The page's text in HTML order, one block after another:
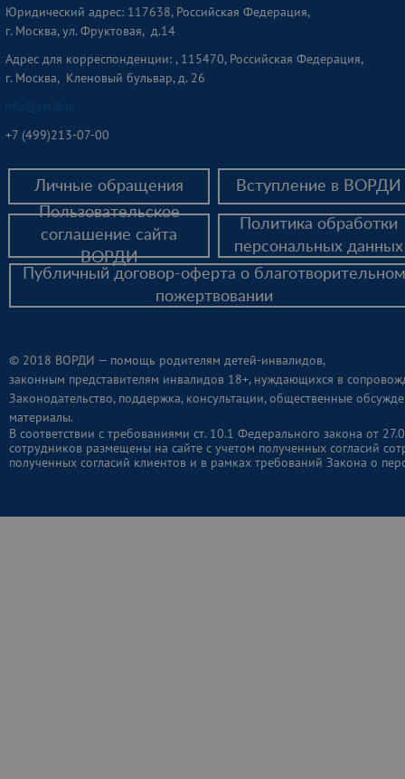
Юридический адрес: 117638, Российская Федерация,
г. Москва, ул. Фруктовая, д.14
Адрес для корреспонденции: , 115470, Российская Федерация,
г. Москва, Кленовый бульвар, д. 26
info@vordi.ru
+7 (499)213-07-00
Личные обращения
Вступление в ВОРДИ
Пользовательское
соглашение сайта
ВОРДИ
© 2018 ВОРДИ — помощь родителям детей-инвалидов,
законным представителям инвалидов 18+, нуждающихся в
Законодательство, поддержка, консультации, общественные
материалы.
Политика обработки
персональных данных
Публичный договор-оферта о благотворительном
пожертвовании
В соответствии с требованиями ст. 10.1 Федерального закона от
сотрудников размещены на сайте с учетом полученных согласий
полученных согласий клиентов и в рамках требований Закона о